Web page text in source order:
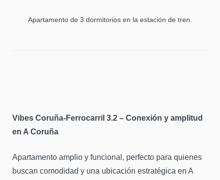
Apartamento de 3 dormitorios en la estación de tren.
Vibes Coruña-Ferrocarril 3.2 – Conexión y amplitud
en A Coruña
Apartamento amplio y funcional, perfecto para quienes
buscan comodidad y una ubicación estratégica en A